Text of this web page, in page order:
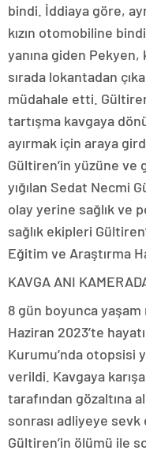
bindi. İddiaya göre,
kızın otomobiline
yanına giden Pekyen,
sırada lokantadan
müdahale etti.
tartışma kavgaya
ayırmak için araya
Gültiren’in yüzüne ve
yığılan Sedat Necmi
olay yerine sağlık ve
sağlık ekipleri
Eğitim ve Araştırma
KAVGA ANI
8 gün boyunca
Haziran 2023’te
Kurumu’nda otopsisi
verildi. Kavgaya
tarafından gözaltına
sonrası adliyeye
Gültiren’in ölümü ile